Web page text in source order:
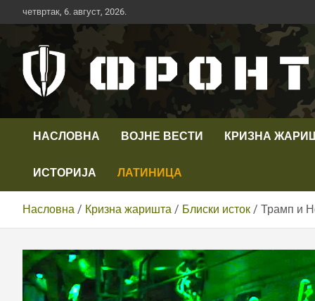
Скип
то
четвртак, 6. август, 2026.
Телевизија ФРОНТ
НАСЛОВНА ВОЈНЕ ВЕСТИ КРИЗНА
ИСТОРИЈА ЛАТИНИЦА
Насловна Кризна жаришта Блиски исток Трамп и